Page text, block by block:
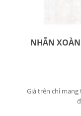
NHẪN
Giá trên chỉ